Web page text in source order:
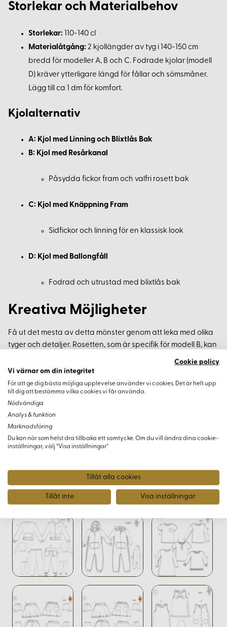
Storlekar och Materialbehov
Storlekar: 110-140 cl
Materialåtgång: 2 kjollängder av tyg i 140-150 cm
bredd för modeller A, B och C. Fodrade kjolar (modell
D) kräver ytterligare längd för fållar och sömsmåner.
Lägg till ca 1 dm för komfort.
Kjolalternativ
A: Kjol med Linning och Blixtlås Bak
B: Kjol med Resårkanal
Påsydda fickor fram och valfri rosett bak
C: Kjol med Knäppning Fram
Sidfickor och linning för en klassisk look
D: Kjol med Ballongfåll
Fodrad och utrustad med blixtlås bak
Kreativa Möjligheter
Få ut det mesta av detta mönster genom att leka med olika
tyger och detaljer. Rosetten, som är specifik för modell B, kan
enkelt adderas till andra modeller för extra charm och
personlig stil.
Sytips
Detta mönster är lätt att sy, vilket gör det perfekt för både
nybörjare och erfarna som vill skapa vackra och funktionella
barnkjolar med små detaljer som gör stor skillnad.
Varianter
Cookie policy
Vi värnar om din integritet
För att ge dig bästa möjliga upplevelse använder vi cookies. Det är helt upp
till dig att bestämma vilka cookies vi får använda.
Nödvändiga
Analys & funktion
Marknadsföring
Du kan när som helst dra tillbaka ett samtycke. Om du vill ändra dina cookie-
inställningar, välj “Visa inställningar”
Tillåt alla cookies
Tillåt inte Visa inställningar